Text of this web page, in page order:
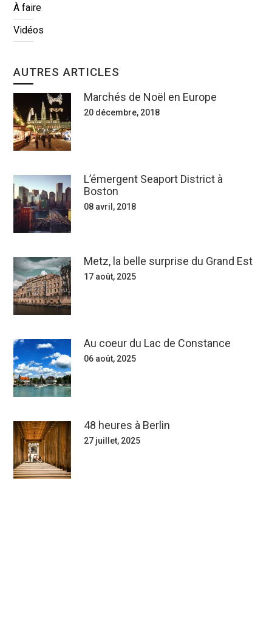
À faire
Vidéos
AUTRES ARTICLES
Marchés de Noël en Europe
20 décembre, 2018
L’émergent Seaport District à
Boston
08 avril, 2018
Metz, la belle surprise du Grand Est
17 août, 2025
Au coeur du Lac de Constance
06 août, 2025
48 heures à Berlin
27 juillet, 2025